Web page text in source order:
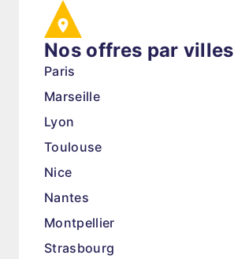
Nos offres par villes
Paris
Marseille
Lyon
Toulouse
Nice
Nantes
Montpellier
Strasbourg